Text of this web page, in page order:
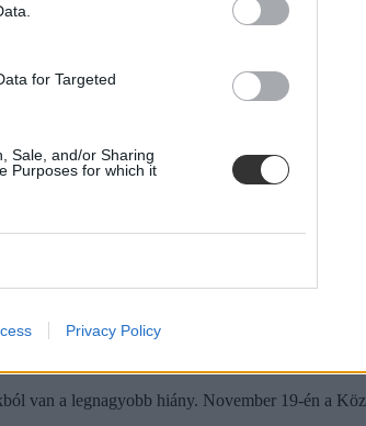
for Targeted
Sale, and/or Sharing
Purposes for which it
Privacy Policy
van a legnagyobb hiány. November 19-én a